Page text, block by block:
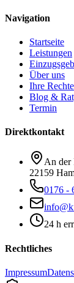
Navigation
Startseite
Leistungen
Über uns
Ihre Rechte
Blog &
Termin
Direktkontakt
An der
22159
0176 -
24 h
Rechtliches
Impressum